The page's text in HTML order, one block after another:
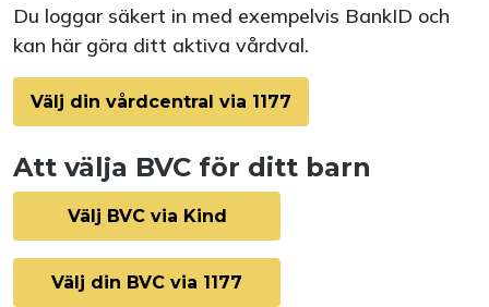
Du loggar säkert in med exempelvis BankID och
kan här göra ditt aktiva vårdval.
Välj din vårdcentral via 1177
Att välja BVC för ditt barn
Välj BVC via Kind
Välj din BVC via 1177